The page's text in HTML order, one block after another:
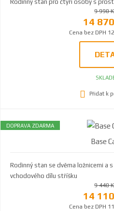
Rodinný stan pro čtyři osoby s
9 990
14
Cena bez DPH
Přidat k
Base
DOPRAVA ZDARMA
Rodinný stan se dvěma ložnicemi
vchodového dílu stříšku
9 440
14
Cena bez DPH